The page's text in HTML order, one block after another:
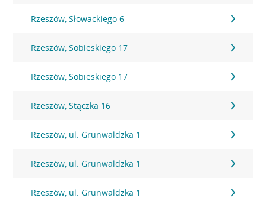
Rzeszów, Słowackiego 6
Rzeszów, Sobieskiego 17
Rzeszów, Sobieskiego 17
Rzeszów, Stączka 16
Rzeszów, ul. Grunwaldzka 1
Rzeszów, ul. Grunwaldzka 1
Rzeszów, ul. Grunwaldzka 1